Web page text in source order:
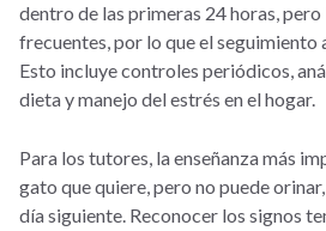
dentro de las primeras 24 horas,
frecuentes, por lo que el seguimiento
Esto incluye controles periódicos,
dieta y manejo del estrés en el hogar.
Para los tutores, la enseñanza más
gato que quiere, pero no puede
día siguiente. Reconocer los signos